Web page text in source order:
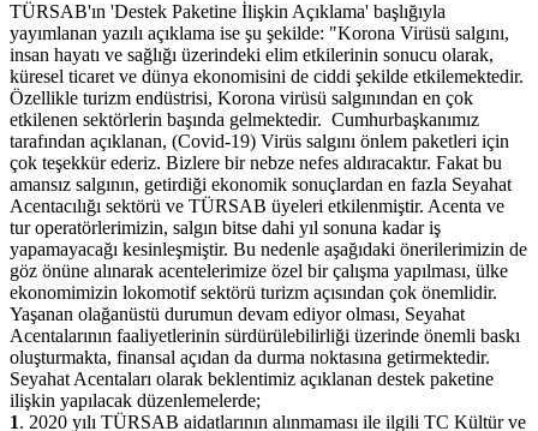
TÜRSAB'ın 'Destek Paketine İlişkin Açıklama' başlığıyla
yayımlanan yazılı açıklama ise şu şekilde: "Korona Virüsü salgını,
insan hayatı ve sağlığı üzerindeki elim etkilerinin sonucu olarak,
küresel ticaret ve dünya ekonomisini de ciddi şekilde etkilemektedir.
Özellikle turizm endüstrisi, Korona virüsü salgınından en çok
etkilenen sektörlerin başında gelmektedir. Cumhurbaşkanımız
tarafından açıklanan, (Covid-19) Virüs salgını önlem paketleri için
çok teşekkür ederiz. Bizlere bir nebze nefes aldıracaktır. Fakat bu
amansız salgının, getirdiği ekonomik sonuçlardan en fazla Seyahat
Acentacılığı sektörü ve TÜRSAB üyeleri etkilenmiştir. Acenta ve
tur operatörlerimizin, salgın bitse dahi yıl sonuna kadar iş
yapamayacağı kesinleşmiştir. Bu nedenle aşağıdaki önerilerimizin de
göz önüne alınarak acentelerimize özel bir çalışma yapılması, ülke
ekonomimizin lokomotif sektörü turizm açısından çok önemlidir.
Yaşanan olağanüstü durumun devam ediyor olması, Seyahat
Acentalarının faaliyetlerinin sürdürülebilirliği üzerinde önemli baskı
oluşturmakta, finansal açıdan da durma noktasına getirmektedir.
Seyahat Acentaları olarak beklentimiz açıklanan destek paketine
ilişkin yapılacak düzenlemelerde;
1. 2020 yılı TÜRSAB aidatlarının alınmaması ile ilgili TC Kültür ve